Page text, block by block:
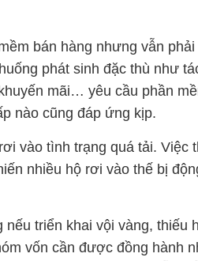
bán hàng nhưng vẫn phải
phát sinh đặc thù như
mãi… yêu cầu phần
nào cũng đáp ứng kịp.
vào tình trạng quá tải. Việc
nhiều hộ rơi vào thế bị
triển khai vội vàng, thiếu
vốn cần được đồng hành